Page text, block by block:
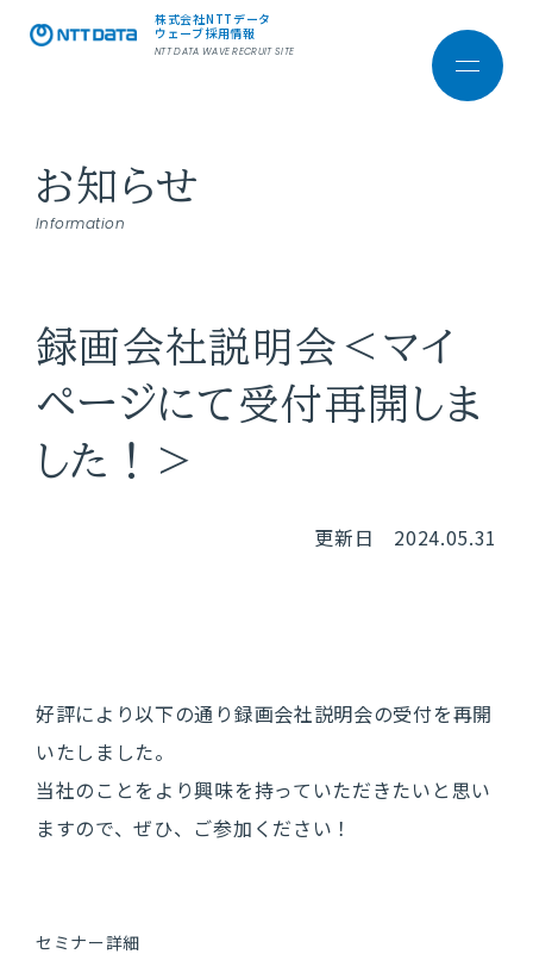
株式会社NTTデータ
ウェーブ採用情報
NTT DATA WAVE RECRUIT SITE
株式会社NTTデータ ウ
ェーブ
ホーム
会社を知る
NTTデータ ウェーブ
仕事を知る
お知らせ
Information
録画会社説明会＜マイ
ページにて受付再開しま
した！＞
更新日 2024.05.31
好評により以下の通り録画会社説明会の受付を再開
いたしました。
当社のことをより興味を持っていただきたいと思い
ますので、ぜひ、ご参加ください！
セミナー詳細